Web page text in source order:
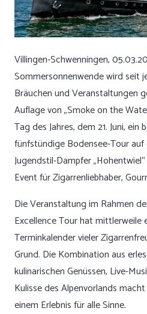
Villingen-Schwenningen,
Sommersonnenwende wird seit
Bräuchen und Veranstaltungen
Auflage von „Smoke on the
Tag des Jahres, dem 21. Juni,
fünfstündige Bodensee-Tour
Jugendstil-Dampfer
Event für Zigarrenliebhaber,
Die Veranstaltung im Rahmen
Excellence Tour hat mittlerweile
Terminkalender vieler
Grund. Die Kombination aus
kulinarischen Genüssen, Live-
Kulisse des Alpenvorlands
einem Erlebnis für alle Sinne.